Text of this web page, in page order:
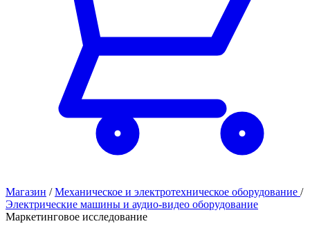
Магазин / Механическое и электротехническое оборудование /
Электрические машины и аудио-видео оборудование
Маркетинговое исследование